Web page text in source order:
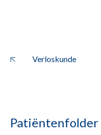
Verloskunde
Patiëntenfolder